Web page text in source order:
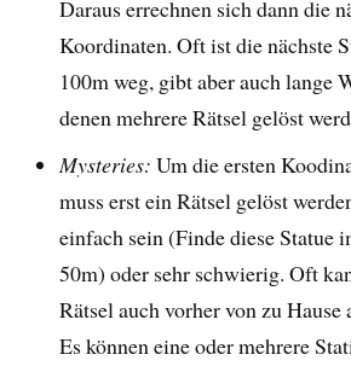
Daraus errechnen sich dann die
Koordinaten. Oft ist die nächste
100m weg, gibt aber auch lange
denen mehrere Rätsel gelöst
Mysteries: Um die ersten
muss erst ein Rätsel gelöst
einfach sein (Finde diese Statue
50m) oder sehr schwierig. Oft
Rätsel auch vorher von zu Hause
Es können eine oder mehrere